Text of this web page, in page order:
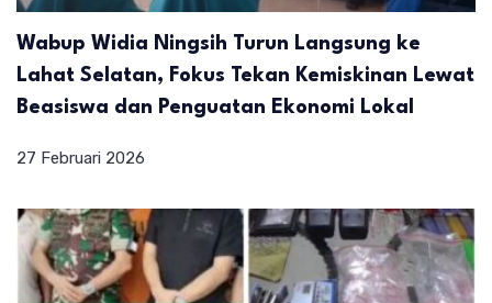
Wabup Widia Ningsih Turun Langsung ke
Lahat Selatan, Fokus Tekan Kemiskinan Lewat
Beasiswa dan Penguatan Ekonomi Lokal
27 Februari 2026